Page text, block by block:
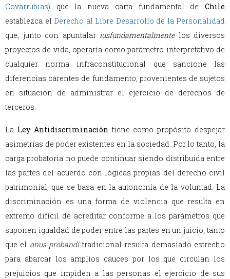
Covarrubias) que la nueva carta fundamental deChile
establezca el Derecho al Libre Desarrollo de la Personalidad
que, junto con apuntalar iusfundamentalmentelos diversos
proyectos de vida, operaría como parámetro interpretativo de
cualquier norma infraconstitucional que sancione las
diferencias carentes de fundamento, provenientes de sujetos
en situación de administrar el ejercicio de derechos de
terceros.
La Ley Antidiscriminación tiene como propósito despejar
asimetrías de poder existentes en la sociedad. Por lo tanto, la
carga probatoria no puede continuar siendo distribuida entre
las partes del acuerdo con lógicas propias del derecho civil
patrimonial, que se basa en la autonomía de la voluntad. La
discriminación es una forma de violencia que resulta en
extremo difícil de acreditar conforme a los parámetros que
suponen igualdad de poder entre las partes en un juicio, tanto
que el onus probanditradicional resulta demasiado estrecho
para abarcar los amplios cauces por los que circulan los
prejuicios que impiden a las personas el ejercicio de sus